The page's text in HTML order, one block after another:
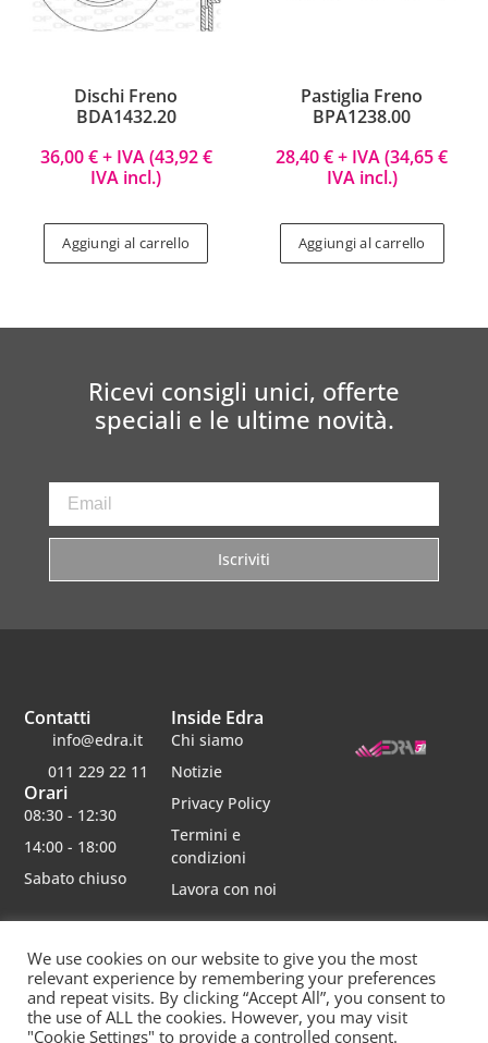
Dischi Freno
BDA1432.20
36,00€+ IVA (43,92€
IVA incl.)
Aggiungi al carrello
Pastiglia Freno
BPA1238.00
28,40€+ IVA (34,65€
IVA incl.)
Aggiungi al carrello
Ricevi consigli unici, offerte
speciali e le ultime novità.
Iscriviti
Inside Edra
Chi siamo
Notizie
Privacy Policy
Termini e
condizioni
Lavora con noi
Contatti
info@edra.it
011 229 22 11
Orari
08:30 - 12:30
14:00 - 18:00
Sabato chiuso
Edra srl | Via schiaparelli 16 | 10148 torino | p.iva 06482750012 | Capitale Sociale 30000 interamente
versato | rea 790234 registro imprese re
Questo sito è protetto da Google reCAPTCHA v3, Privacy PolicyeTerms of Service
Google.
We use cookies on our website to give you the most
relevant experience by remembering your preferences
and repeat visits. By clicking “Accept All”, you consent to
the use of ALL the cookies. However, you may visit
"Cookie Settings" to provide a controlled consent.